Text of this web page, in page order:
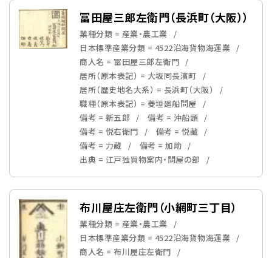
冨田屋三郎左衛門（長浜町（大阪））
業種分類 = 産業・農工業
日本標準産業分類 = 4522沿海貨物海運業
商人名 = 冨田屋三郎左衛門
居所（原本表記） = 大坂同長濱町
居所（歴史地名大系） = 長浜町（大阪）
職種（原本表記） = 菱垣廻船問屋
備考 = 新五郎
備考 = 沖船頭
備考 = 悦右衛門
備考 = 悦藏
備考 = 力藏
備考 = 加助
出典 = 江戸独買物案内・問屋の部
布川屋庄左衛門（小網町三丁目）
業種分類 = 産業・農工業
日本標準産業分類 = 4522沿海貨物海運業
商人名 = 布川屋庄左衛門